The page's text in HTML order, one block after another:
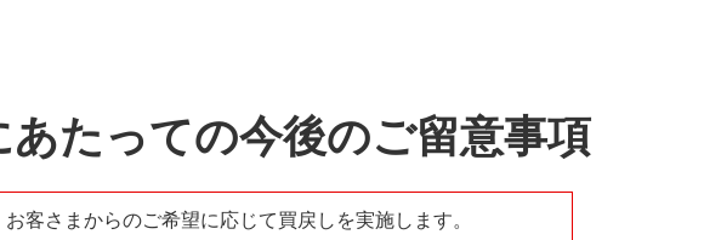
たっての今後のご留意事項
客さまからのご希望に応じて買戻しを実施します。